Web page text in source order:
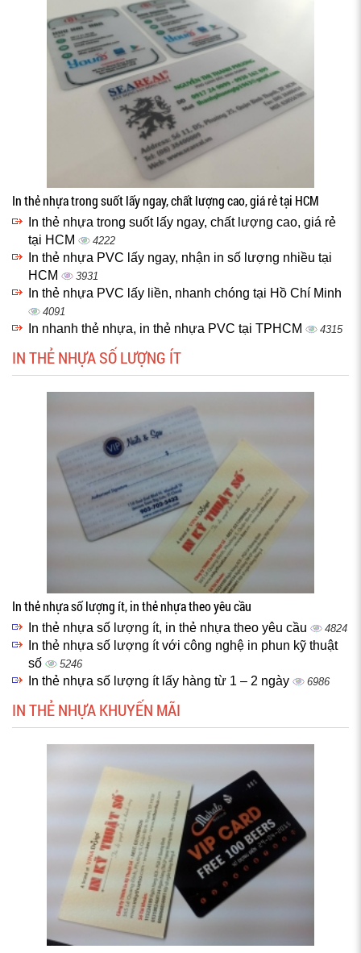
In thẻ nhựa trong suốt lấy ngay, chất lượng cao, giá rẻ tại HCM
In thẻ nhựa trong suốt lấy ngay, chất lượng cao, giá rẻ
tại HCM
4222
In thẻ nhựa PVC lấy ngay, nhận in số lượng nhiều tại
HCM
3931
In thẻ nhựa PVC lấy liền, nhanh chóng tại Hồ Chí Minh
4091
In nhanh thẻ nhựa, in thẻ nhựa PVC tại TPHCM 4315
IN THẺ NHỰA SỐ LƯỢNG ÍT
In thẻ nhựa số lượng ít, in thẻ nhựa theo yêu cầu
In thẻ nhựa số lượng ít, in thẻ nhựa theo yêu cầu 4824
In thẻ nhựa số lượng ít với công nghệ in phun kỹ thuật
số
5246
In thẻ nhựa số lượng ít lấy hàng từ 1 – 2 ngày 6986
IN THẺ NHỰA KHUYẾN MÃI